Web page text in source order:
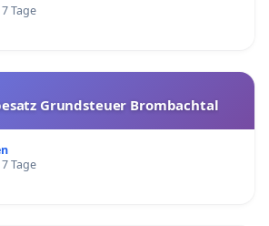
Tage
Grundsteuer Brombachtal
Tage